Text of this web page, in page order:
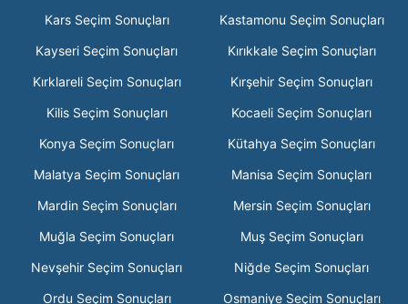
Kars Seçim Sonuçları
Kastamonu Seçim Sonuçları
Kayseri Seçim Sonuçları
Kırıkkale Seçim Sonuçları
Kırklareli Seçim Sonuçları
Kırşehir Seçim Sonuçları
Kilis Seçim Sonuçları
Kocaeli Seçim Sonuçları
Konya Seçim Sonuçları
Kütahya Seçim Sonuçları
Malatya Seçim Sonuçları
Manisa Seçim Sonuçları
Mardin Seçim Sonuçları
Mersin Seçim Sonuçları
Muğla Seçim Sonuçları
Muş Seçim Sonuçları
Nevşehir Seçim Sonuçları
Niğde Seçim Sonuçları
Ordu Seçim Sonuçları
Osmaniye Seçim Sonuçları